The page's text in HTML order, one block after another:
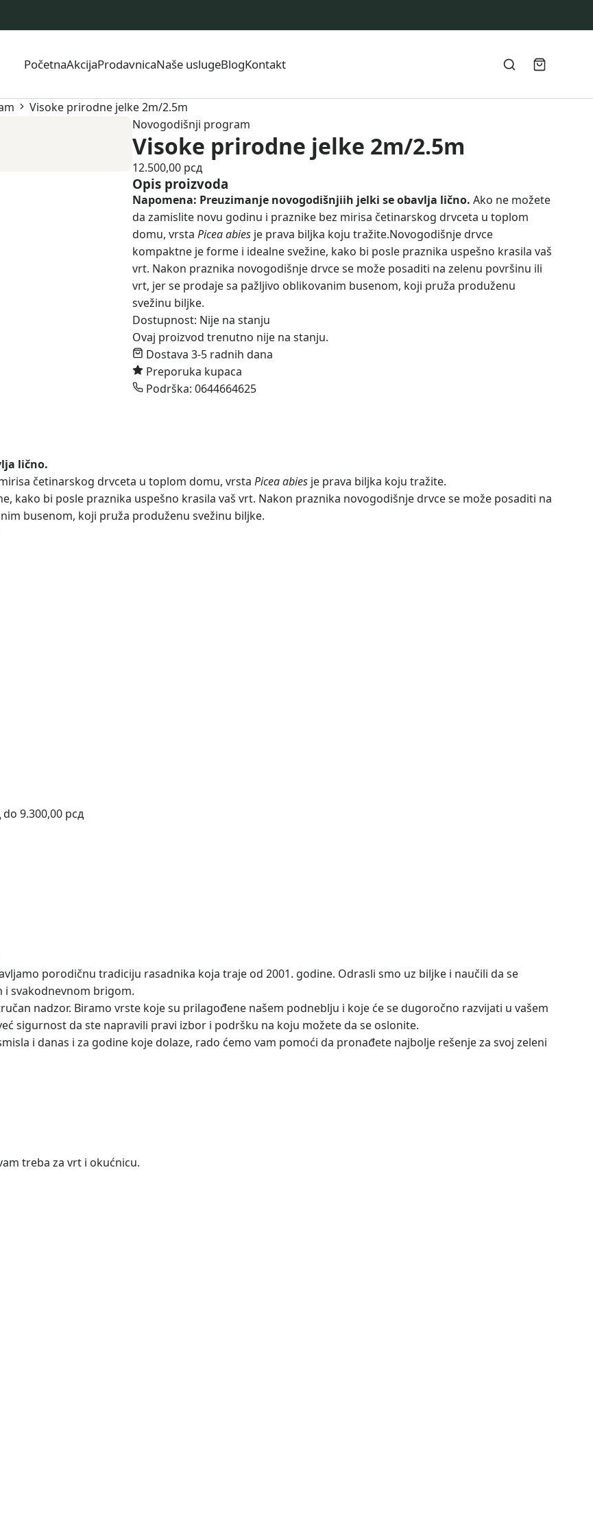
PočetnaAkcijaProdavnicaNaše uslugeBlogKontakt
Visoke prirodne jelke 2m/2.5m
Novogodišnji program
Visoke prirodne jelke 2m/2.5m
12.500,00 рсд
Opis proizvoda
Napomena: Preuzimanje novogodišnjiih jelki se obavlja lično. Ako ne možete
da zamislite novu godinu i praznike bez mirisa četinarskog drvceta u toplom
domu, vrsta Picea abies je prava biljka koju tražite.Novogodišnje drvce
kompaktne je forme i idealne svežine, kako bi posle praznika uspešno krasila vaš
vrt. Nakon praznika novogodišnje drvce se može posaditi na zelenu površinu ili
vrt, jer se prodaje sa pažljivo oblikovanim busenom, koji pruža produženu
svežinu biljke.
Dostupnost: Nije na stanju
Ovaj proizvod trenutno nije na stanju.
Dostava 3-5 radnih dana
Preporuka kupaca
Podrška: 0644664625
lično.
četinarskog drvceta u toplom domu, vrsta Picea abies je prava biljka koju tražite.
kako bi posle praznika uspešno krasila vaš vrt. Nakon praznika novogodišnje drvce se može posaditi na
busenom, koji pruža produženu svežinu biljke.
9.300,00 рсд
porodičnu tradiciju rasadnika koja traje od 2001. godine. Odrasli smo uz biljke i naučili da se
i svakodnevnom brigom.
nadzor. Biramo vrste koje su prilagođene našem podneblju i koje će se dugoročno razvijati u vašem
sigurnost da ste napravili pravi izbor i podršku na koju možete da se oslonite.
i danas i za godine koje dolaze, rado ćemo vam pomoći da pronađete najbolje rešenje za svoj zeleni
treba za vrt i okućnicu.